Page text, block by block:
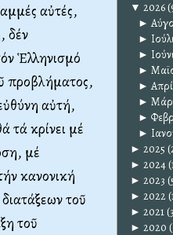
αὐτές,
δέν
Ἑλληνισμό
προβλήματος,
αὐτή,
τά κρίνει μέ
μέ
κανονική
τοῦ
τοῦ
▼ 2026
►
►
►
►
►
►
►
►
► 2025
► 2024
► 2023
► 2022
► 2021
► 2020